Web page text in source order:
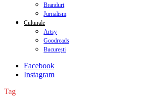
Branduri
Jurnalism
Culturale
Artsy
Goodreads
București
Facebook
Instagram
Tag